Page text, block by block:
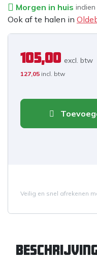
Morgen in huis
Ook af te halen in
105,00 excl. btw
127,05 incl. btw
Veilig en snel afrekenen